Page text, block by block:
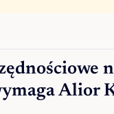
Alior